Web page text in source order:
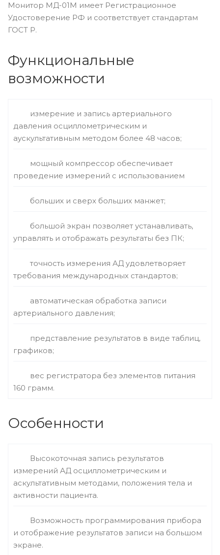
Монитор МД-01М имеет Регистрационное
Удостоверение РФ и соответствует стандартам
ГОСТ Р.
Функциональные
возможности
измерение и запись артериального
давления осциллометрическим и
аускультативным методом более 48 часов;
мощный компрессор обеспечивает
проведение измерений с использованием
больших и сверх больших манжет;
большой экран позволяет устанавливать,
управлять и отображать результаты без ПК;
точность измерения АД удовлетворяет
требования международных стандартов;
автоматическая обработка записи
артериального давления;
представление результатов в виде таблиц,
графиков;
вес регистратора без элементов питания
160 грамм.
Особенности
Высокоточная запись результатов
измерений АД осциллометрическим и
аскультативным методами, положения тела и
активности пациента.
Возможность программирования прибора
и отображение результатов записи на большом
экране.